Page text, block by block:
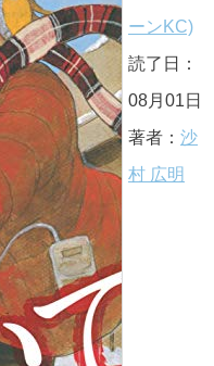
ーンKC)
読了日：
08月01日
著者： 沙
村 広明